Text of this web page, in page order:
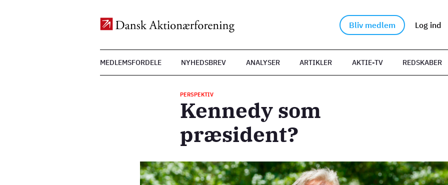
Bliv medlem Log ind
MEDLEMSFORDELE NYHEDSBREV ANALYSER ARTIKLER AKTIE-TV REDSKABER
PERSPEKTIV
Kennedy som
præsident?
Billede